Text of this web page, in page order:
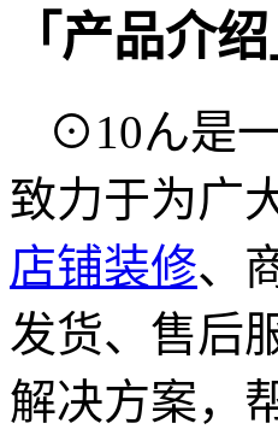
「产品介绍
⊙10ん是
致力于为广
店铺装修、
发货、售后
解决方案，